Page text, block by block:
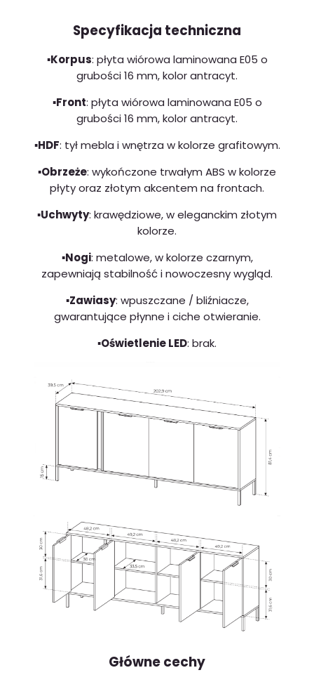
Specyfikacja techniczna
▪️Korpus: płyta wiórowa laminowana E05 o
grubości 16 mm, kolor antracyt.
▪️Front: płyta wiórowa laminowana E05 o
grubości 16 mm, kolor antracyt.
▪️HDF: tył mebla i wnętrza w kolorze grafitowym.
▪️Obrzeże: wykończone trwałym ABS w kolorze
płyty oraz złotym akcentem na frontach.
▪️Uchwyty: krawędziowe, w eleganckim złotym
kolorze.
▪️Nogi: metalowe, w kolorze czarnym,
zapewniają stabilność i nowoczesny wygląd.
▪️Zawiasy: wpuszczane / bliźniacze,
gwarantujące płynne i ciche otwieranie.
▪️Oświetlenie LED: brak.
Główne cechy